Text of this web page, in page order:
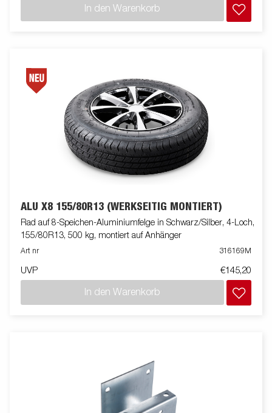
In den Warenkorb
ALU X8 155/80R13 (WERKSEITIG MONTIERT)
Rad auf 8-Speichen-Aluminiumfelge in Schwarz/Silber, 4-Loch,
155/80R13, 500 kg, montiert auf Anhänger
Art nr 316169M
UVP €145,20
In den Warenkorb